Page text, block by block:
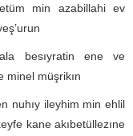
min azabillahi ev
besıyratin ene ve
minel müşrikın
nuhıy ileyhim min ehlil
kane akıbetüllezıne